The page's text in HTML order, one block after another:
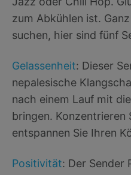
zum Abkühlen ist.
suchen, hier sind fünf
Gelassenheit: Dieser
nepalesische
nach einem Lauf mit
bringen. Konzentrieren
entspannen Sie Ihren
Positivität: Der Sender